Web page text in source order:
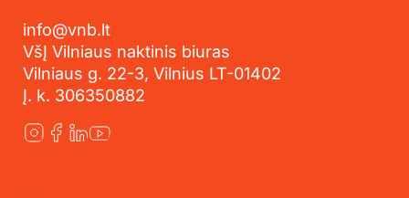
info@vnb.lt
VšĮ Vilniaus naktinis biuras
Vilniaus g. 22-3, Vilnius LT-01402
Į. k. 306350882